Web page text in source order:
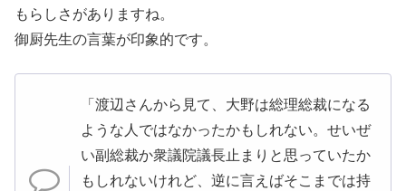
もらしさがありますね。
御厨先生の言葉が印象的です。
「渡辺さんから見て、大野は総理総裁になる
ような人ではなかったかもしれない。せいぜ
い副総裁か衆議院議長止まりと思っていたか
もしれないけれど、逆に言えばそこまでは持